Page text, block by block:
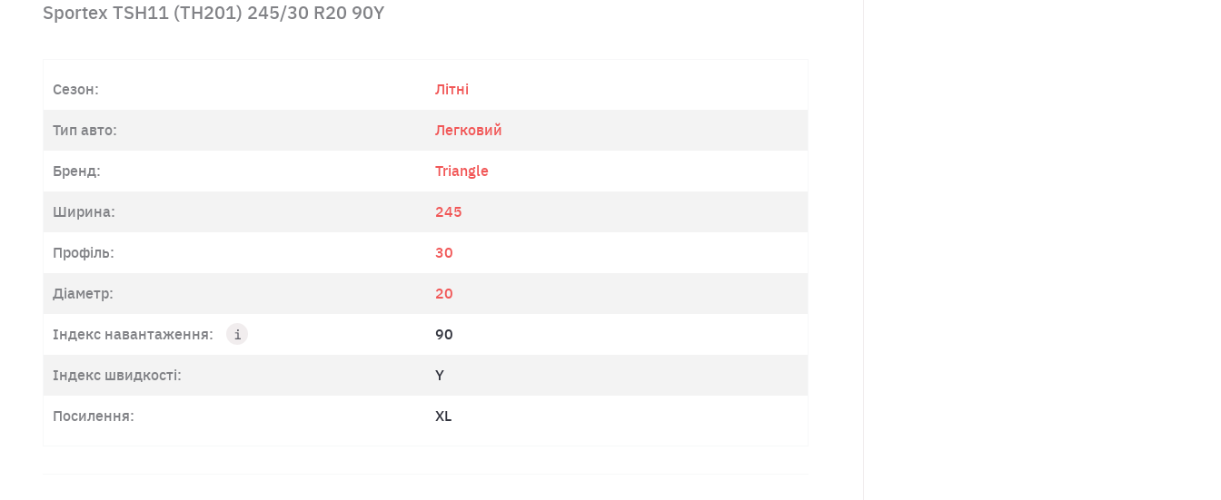
Sportex TSH11 (TH201) 245/30 R20 90Y
Сезон: Літні
Тип авто: Легковий
Бренд: Triangle
Ширина: 245
Профіль: 30
Діаметр: 20
Індекс навантаження: 90
Індекс швидкості: Y
Посилення: XL